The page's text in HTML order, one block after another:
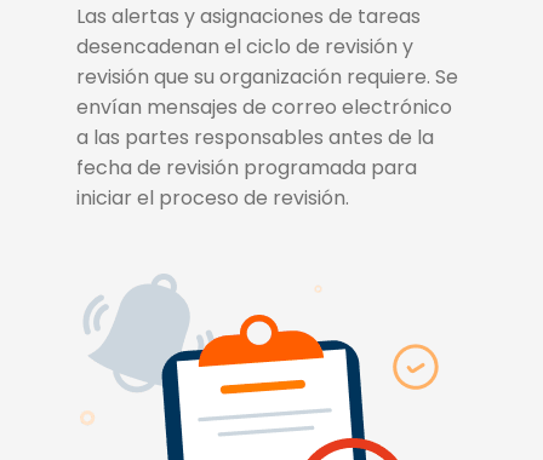
Las alertas y asignaciones de tareas
desencadenan el ciclo de revisión y
revisión que su organización requiere. Se
envían mensajes de correo electrónico
a las partes responsables antes de la
fecha de revisión programada para
iniciar el proceso de revisión.